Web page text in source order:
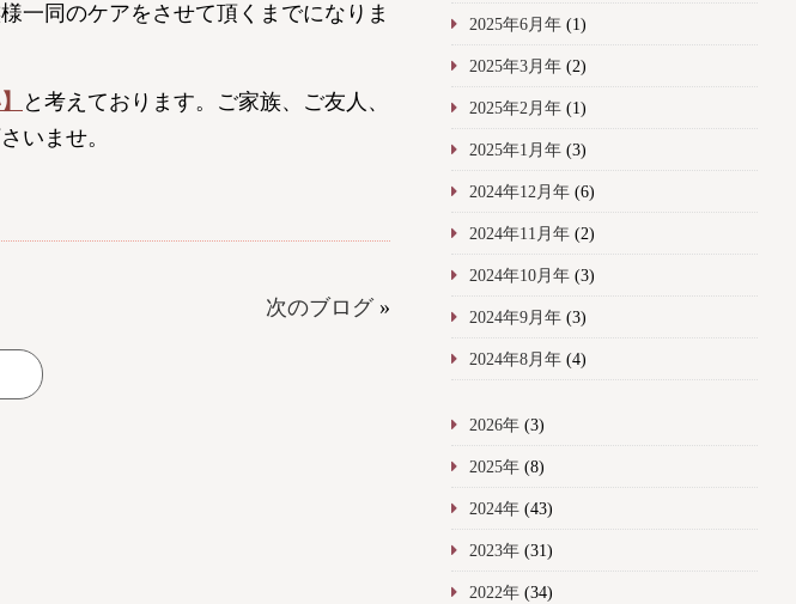
一同のケアをさせて頂くまでになりま
と考えております。ご家族、ご友人、
いませ。
次のブログ»
2025年6月年(1)
2025年3月年(2)
2025年2月年(1)
2025年1月年(3)
2024年12月年(6)
2024年11月年(2)
2024年10月年(3)
2024年9月年(3)
2024年8月年(4)
2026年(3)
2025年(8)
2024年(43)
2023年(31)
2022年(34)